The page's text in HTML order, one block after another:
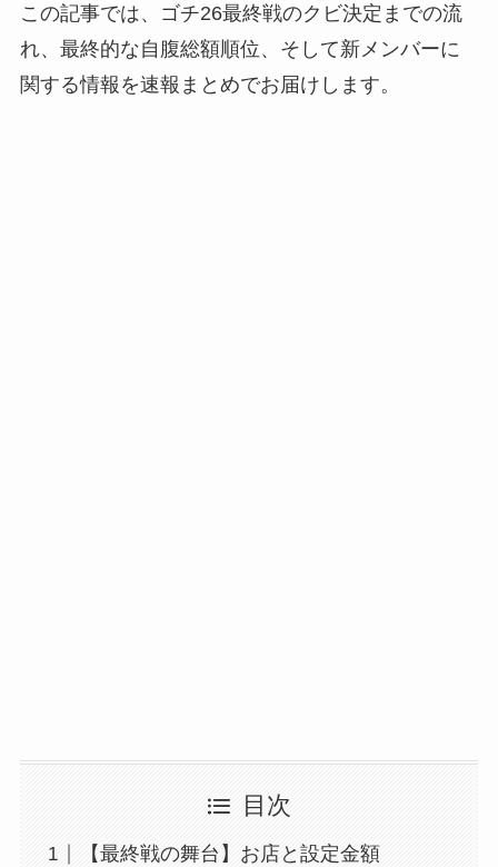
この記事では、ゴチ26最終戦のクビ決定までの流
れ、最終的な自腹総額順位、そして新メンバーに
関する情報を速報まとめでお届けします。
目次
【最終戦の舞台】お店と設定金額